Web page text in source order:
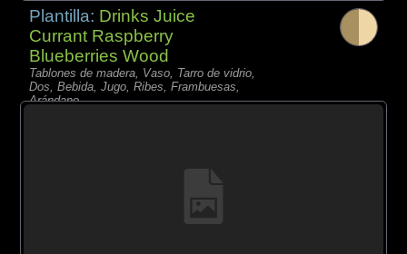
Plantilla: Drinks Juice
Currant Raspberry
Blueberries Wood
Tablones de madera, Vaso, Tarro de vidrio,
Dos, Bebida, Jugo, Ribes, Frambuesas,
Arándano,